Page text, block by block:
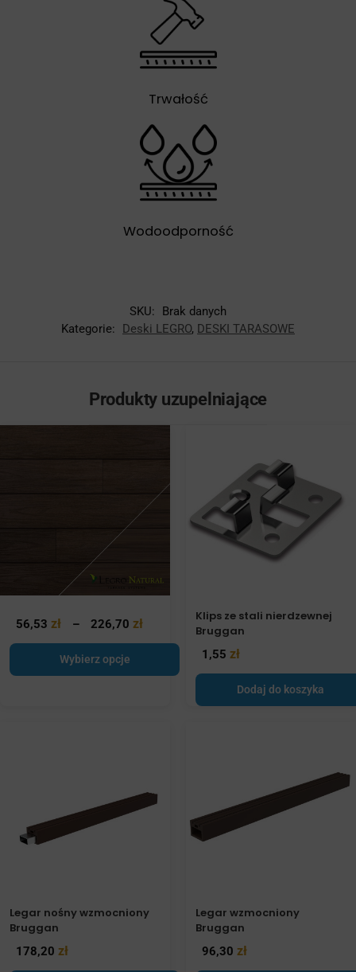
Trwałość
Wodoodporność
SKU:
Brak danych
Kategorie:
Deski LEGRO, DESKI TARASOWE
Produkty uzupelniające
56,53 zł – 226,70 zł
Wybierz opcje
Klips ze stali nierdzewnej
Bruggan
1,55 zł
Dodaj do koszyka
Legar nośny wzmocniony
Bruggan
178,20 zł
Legar wzmocniony
Bruggan
96,30 zł